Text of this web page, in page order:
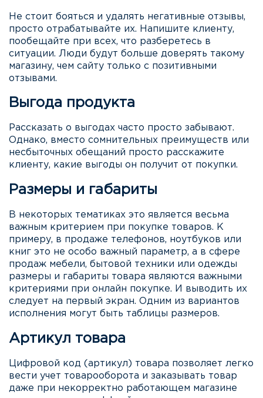
Не стоит бояться и удалять негативные отзывы,
просто отрабатывайте их. Напишите клиенту,
пообещайте при всех, что разберетесь в
ситуации. Люди будут больше доверять такому
магазину, чем сайту только с позитивными
отзывами.
Выгода продукта
Рассказать о выгодах часто просто забывают.
Однако, вместо сомнительных преимуществ или
несбыточных обещаний просто расскажите
клиенту, какие выгоды он получит от покупки.
Размеры и габариты
В некоторых тематиках это является весьма
важным критерием при покупке товаров. К
примеру, в продаже телефонов, ноутбуков или
книг это не особо важный параметр, а в сфере
продаж мебели, бытовой техники или одежды
размеры и габариты товара являются важными
критериями при онлайн покупке. И выводить их
следует на первый экран. Одним из вариантов
исполнения могут быть таблицы размеров.
Артикул товара
Цифровой код (артикул) товара позволяет легко
вести учет товарооборота и заказывать товар
даже при некорректно работающем магазине